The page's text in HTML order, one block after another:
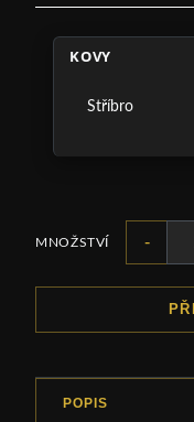
KOVY
Stříbro
MNOŽSTVÍ -
POPIS